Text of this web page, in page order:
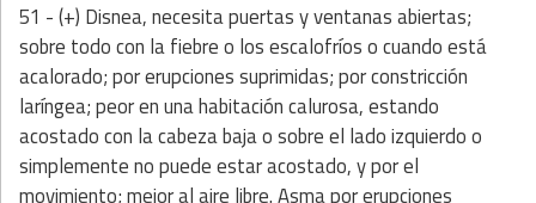
51 - (+) Disnea, necesita puertas y ventanas abiertas;
sobre todo con la fiebre o los escalofríos o cuando está
acalorado; por erupciones suprimidas; por constricción
laríngea; peor en una habitación calurosa, estando
acostado con la cabeza baja o sobre el lado izquierdo o
simplemente no puede estar acostado, y por el
movimiento; mejor al aire libre. Asma por erupciones